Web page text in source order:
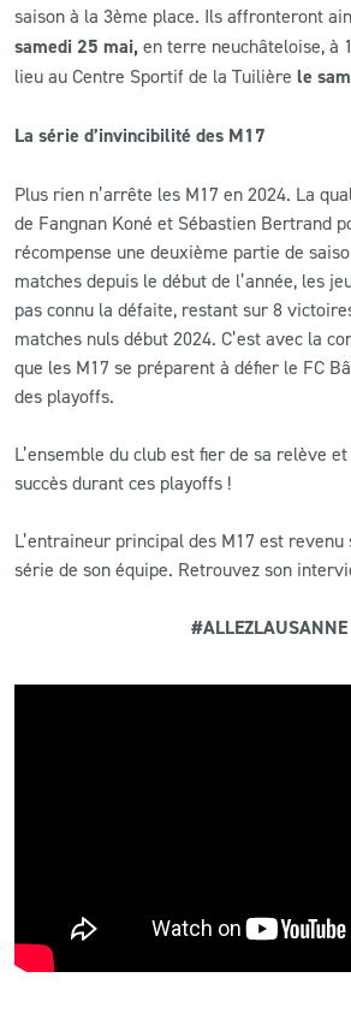
L’APP DU LS
LS ACADEMY CAMPS
saison à la 3ème place. Ils affronteront
samedi 25 mai, en terre neuchâteloise, à
lieu au Centre Sportif de la Tuilière le
La série d’invincibilité des M17
Plus rien n’arrête les M17 en 2024. La
de Fangnan Koné et Sébastien Bertrand
récompense une deuxième partie de
matches depuis le début de l’année, les
pas connu la défaite, restant sur 8
matches nuls début 2024. C’est avec la
que les M17 se préparent à défier le FC
des playoffs.
L’ensemble du club est fier de sa relève
succès durant ces playoffs !
L’entraineur principal des M17 est
série de son équipe. Retrouvez son
#ALLEZLAUSANNE